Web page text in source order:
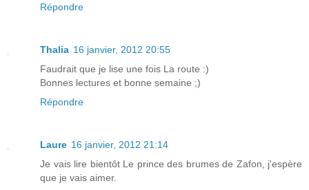
Répondre
Thalia 16 janvier, 2012 20:55
Faudrait que je lise une fois La route :)
Bonnes lectures et bonne semaine ;)
Répondre
Laure 16 janvier, 2012 21:14
Je vais lire bientôt Le prince des brumes de Zafon, j'espère
que je vais aimer.